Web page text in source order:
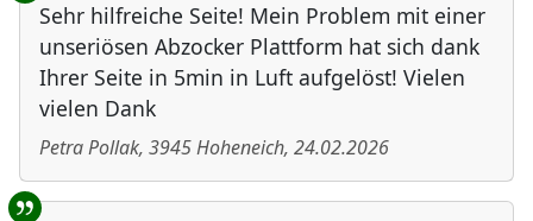
Sehr hilfreiche Seite! Mein Problem mit einer
unseriösen Abzocker Plattform hat sich dank
Ihrer Seite in 5min in Luft aufgelöst! Vielen
vielen Dank
Petra Pollak, 3945Hoheneich, 24.02.2026